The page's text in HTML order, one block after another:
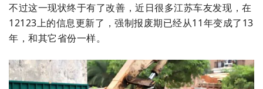
不过这一现状终于有了改善，近日很多江苏车友发现，在
12123上的信息更新了，强制报废期已经从11年变成了13
年，和其它省份一样。